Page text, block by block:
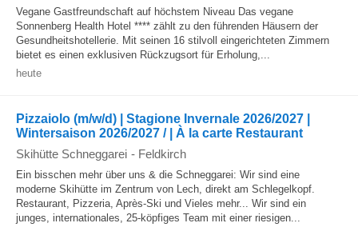
Vegane Gastfreundschaft auf höchstem Niveau Das vegane
Sonnenberg Health Hotel **** zählt zu den führenden Häusern der
Gesundheitshotellerie. Mit seinen 16 stilvoll eingerichteten Zimmern
bietet es einen exklusiven Rückzugsort für Erholung,...
heute
Pizzaiolo (m/w/d) | Stagione Invernale 2026/2027 |
Wintersaison 2026/2027 / | À la carte Restaurant
Skihütte Schneggarei - Feldkirch
Ein bisschen mehr über uns & die Schneggarei: Wir sind eine
moderne Skihütte im Zentrum von Lech, direkt am Schlegelkopf.
Restaurant, Pizzeria, Après-Ski und Vieles mehr... Wir sind ein
junges, internationales, 25-köpfiges Team mit einer riesigen...